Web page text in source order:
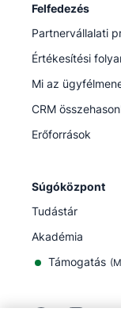
Felfedezés
Partnervállalati
Értékesítési
Mi az
CRM
Erőforrások
Súgóközpont
Tudástár
Akadémia
Támogatás (